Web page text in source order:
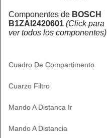
Componentes de BOSCH
B1ZAI2420601 (Click para
ver todos los componentes)
Cuadro De Compartimento
Cuarzo Filtro
Mando A Distanca Ir
Mando A Distancia